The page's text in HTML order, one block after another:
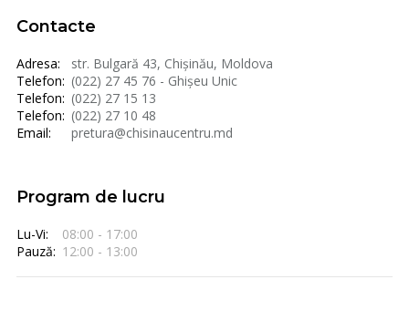
Contacte
Adresa:
str. Bulgară 43, Chișinău, Moldova
Telefon: (022) 27 45 76 - Ghișeu Unic
Telefon: (022) 27 15 13
Telefon: (022) 27 10 48
Email:
pretura@chisinaucentru.md
Program de lucru
Lu-Vi:
08:00 - 17:00
Pauză: 12:00 - 13:00